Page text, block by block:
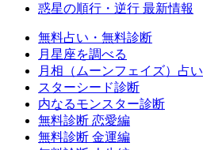
惑星の順行・逆行 最新情報
無料占い・無料診断
月星座を調べる
月相（ムーンフェイズ）占い
スターシード診断
内なるモンスター診断
無料診断 恋愛編
無料診断 金運編